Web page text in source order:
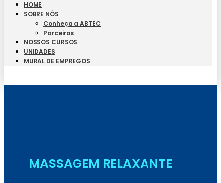
HOME
SOBRE NÓS
Conheça a ABTEC
Parceiros
NOSSOS CURSOS
UNIDADES
MURAL DE EMPREGOS
MASSAGEM RELAXANTE